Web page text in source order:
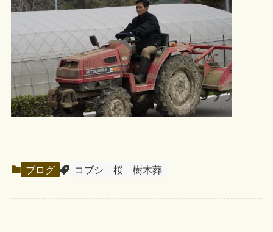
ブログ コブシ 桜 樹木葬